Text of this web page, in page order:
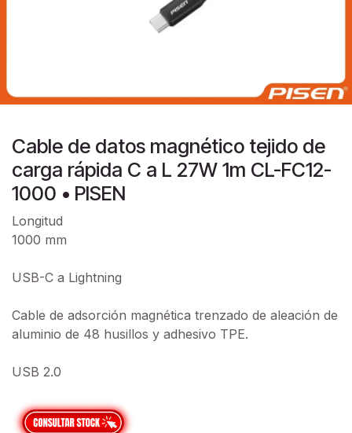
Cable de datos magnético tejido de
carga rápida C a L 27W 1m CL-FC12-
1000 • PISEN
Longitud
1000 mm
USB-C a Lightning
Cable de adsorción magnética trenzado de aleación de
aluminio de 48 husillos y adhesivo TPE.
USB 2.0